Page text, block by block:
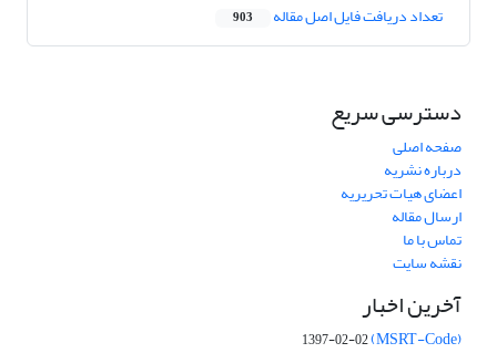
تعداد دریافت فایل اصل مقاله 903
دسترسی سریع
صفحه اصلی
درباره نشریه
اعضای هیات تحریریه
ارسال مقاله
تماس با ما
نقشه سایت
آخرین اخبار
(MSRT-Code)
1397-02-02